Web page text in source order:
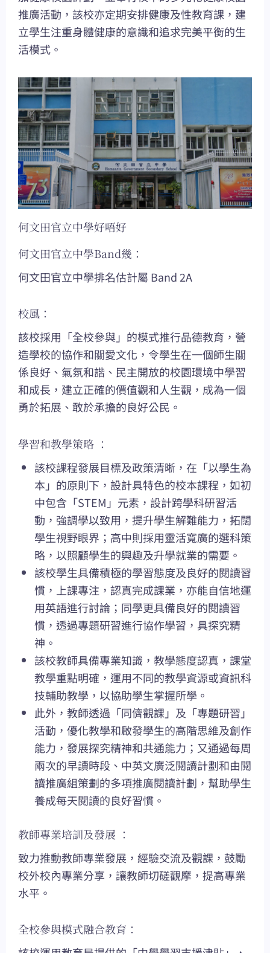
推廣活動，該校亦定期安排健康及性教育課，建
立學生注重身體健康的意識和追求完美平衡的生
活模式。
何文田官立中學好唔好
何文田官立中學Band幾：
何文田官立中學排名估計屬 Band 2A
校風：
該校採用「全校參與」的模式推行品德教育，營
造學校的協作和關愛文化，令學生在一個師生關
係良好、氣氛和諧、民主開放的校園環境中學習
和成長，建立正確的價值觀和人生觀，成為一個
勇於拓展、敢於承擔的良好公民。
學習和教學策略 ：
該校課程發展目標及政策清晰，在「以學生為
本」的原則下，設計具特色的校本課程，如初
中包含「STEM」元素，設計跨學科研習活
動，強調學以致用，提升學生解難能力，拓闊
學生視野眼界；高中則採用靈活寬廣的選科策
略，以照顧學生的興趣及升學就業的需要。
該校學生具備積極的學習態度及良好的閱讀習
慣，上課專注，認真完成課業，亦能自信地運
用英語進行討論；同學更具備良好的閱讀習
慣，透過專題研習進行協作學習，具探究精
神。
該校教師具備專業知識，教學態度認真，課堂
教學重點明確，運用不同的教學資源或資訊科
技輔助教學，以協助學生掌握所學。
此外，教師透過「同儕觀課」及「專題研習」
活動，優化教學和啟發學生的高階思維及創作
能力，發展探究精神和共通能力；又通過每周
兩次的早讀時段、中英文廣泛閱讀計劃和由閱
讀推廣組策劃的多項推廣閱讀計劃，幫助學生
養成每天閱讀的良好習慣。
教師專業培訓及發展 ：
致力推動教師專業發展，經驗交流及觀課，鼓勵
校外校內專業分享，讓教師切磋觀摩，提高專業
水平。
全校參與模式融合教育：